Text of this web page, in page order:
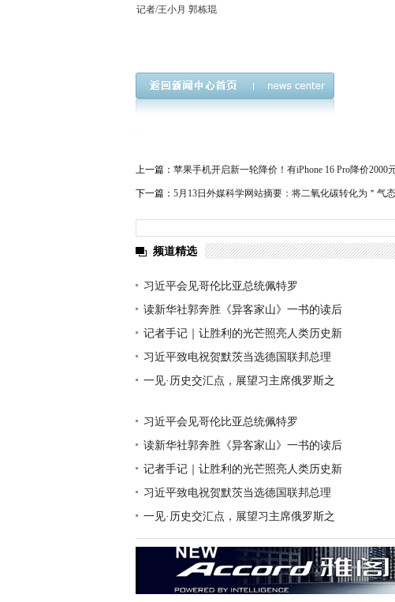
记者/王小月 郭栋琨
上一篇： 苹果手机开启新一轮降价！有iPhone 16 Pro降价2000
下一篇： 5月13日外媒科学网站摘要：将二氧化碳转化为＂气
频道精选
习近平会见哥伦比亚总统佩特罗
读新华社郭奔胜《异客家山》一书的读后
记者手记｜让胜利的光芒照亮人类历史新
习近平致电祝贺默茨当选德国联邦总理
一见·历史交汇点，展望习主席俄罗斯之
习近平会见哥伦比亚总统佩特罗
读新华社郭奔胜《异客家山》一书的读后
记者手记｜让胜利的光芒照亮人类历史新
习近平致电祝贺默茨当选德国联邦总理
一见·历史交汇点，展望习主席俄罗斯之